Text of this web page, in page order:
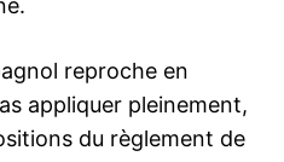
Les dirigeants iraniens
réaffirment leur droit de